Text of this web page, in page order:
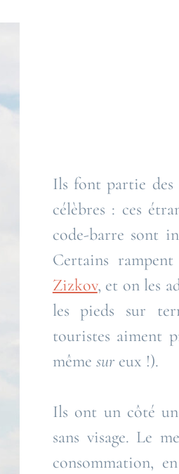
Ils font partie des
célèbres : ces
code-barre sont
Certains
Zizkov, et on les
les pieds sur
touristes aiment
même sureux !).
Ils ont un côté un
sans visage. Le
consommation,